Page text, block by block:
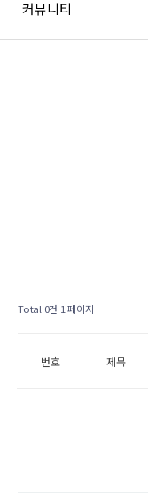
커뮤니티
Total 0건 1 페이지
번호 제목